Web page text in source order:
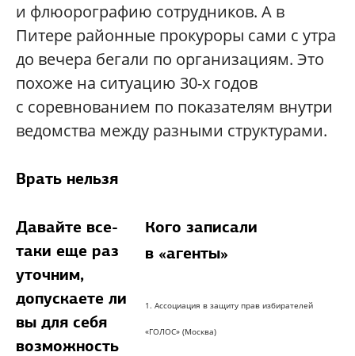
и флюорографию сотрудников. А в
Питере районные прокуроры сами с утра
до вечера бегали по организациям. Это
похоже на ситуацию 30-х годов
с соревнованием по показателям внутри
ведомства между разными структурами.
Врать нельзя
Кого записали
в «агенты»
1. Ассоциация в защиту прав избирателей
«ГОЛОС» (Москва)
Давайте все-
таки еще раз
уточним,
допускаете ли
вы для себя
возможность